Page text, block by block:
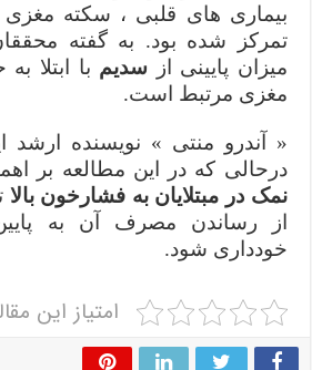
بیماری های قلبی ، سکته
تمرکز شده بود. به گفته
میزان پایینی از سدیم با ابتلا
مغزی مرتبط است.
« آندرو منتی » نویسنده
درحالی که در این مطالعه بر
نمک در مبتلایان به فشارخون بالا
از رساندن مصرف آن به
خودداری شود.
امتیاز این